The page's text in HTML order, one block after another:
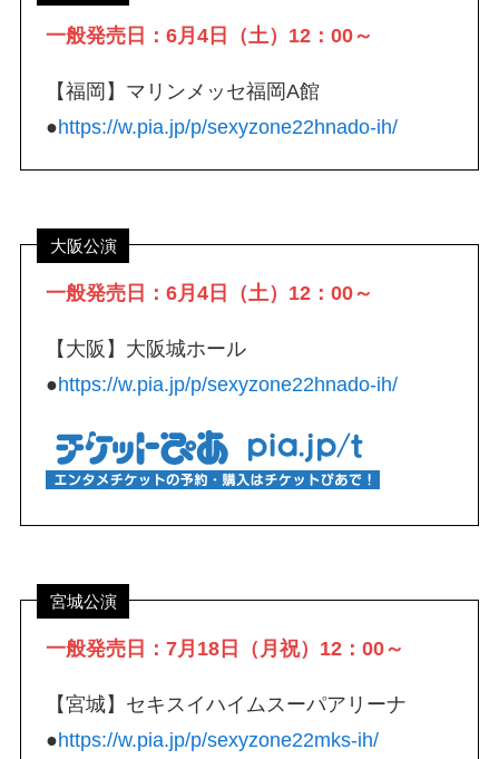
一般発売日：6月4日（土）12：00～
【福岡】マリンメッセ福岡A館
●https://w.pia.jp/p/sexyzone22hnado-ih/
大阪公演
一般発売日：6月4日（土）12：00～
【大阪】大阪城ホール
●https://w.pia.jp/p/sexyzone22hnado-ih/
宮城公演
一般発売日：7月18日（月祝）12：00～
【宮城】セキスイハイムスーパアリーナ
●https://w.pia.jp/p/sexyzone22mks-ih/